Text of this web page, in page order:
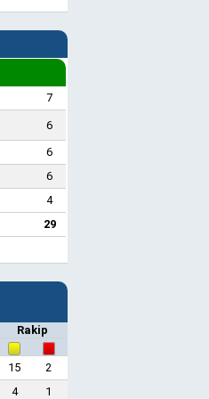
7
6
6
6
4
29
Rakip
15
2
4
1